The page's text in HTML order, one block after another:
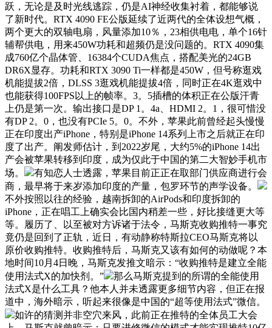
跃，无论是及时光线逃踪，仍是AI神经收集衬着，都能够说
了新时代。RTX 4090 FE公版延续了近两代的全体设想气概，
两个更大的双轴电扇，风量添加10％，23相供电电，单个16针
辅帮供电，用来450W功耗和超频仍是没问题的。RTX 4090集
成760亿个晶体管、16384个CUDA焦点，搭配美光的24GB
DR6X显存。功耗和RTX 3090 Ti一样都是450W，但号称逛戏
机能提拔2倍，DLSS 3逛戏机能提拔4倍，同时正在4K逛戏中
也能获得100FPS以上的帧率。3。5插槽的体积正在公版汗青
上仍是第一次。输出接口是DP 1。4a、HDMI 2。1，很可惜没
有DP 2。0，也没有PCIe 5。0。不外，苹果此前曾经起头慢慢
正在印度出产iPhone，特别是iPhone 14系列上市之后就正在印
度了出产。阐发师估计，到2022岁尾，大约5%的iPhone 14出
产会被苹果转移到印度，成为仅此于中国的第二大智妙手机市
场。
有知恋人士透露，苹果目前正正在取部门供应商进行会
商，最早将于来岁添加印度的产量，包罗环节的声学设备。
不外按照以往的经验，越南拆卸的AirPods和印度拆卸的
iPhone，正在唱工上确实会比国内稍差一些，好比接缝更大等
等。履历了、以至被对方诉诸于法令，马斯克收购推特一事究
竟仍是回到了正轨，近日，有动静称特斯拉CEO马斯克将以
原价收购推特。收购推特后，马斯克又该有如何的动做呢？本
地时间10月4日晚，马斯克发推文暗示：“收购推特是建立全能
使用法式X的加快剂。”
那么马斯克提到的所谓的全能使用
法式X是什么工具？他本人并未透露更多细节内容，但正在报
道中，海外暗示，听起来很像是中国的“超等使用法式”微信。
如许的猜测并非空穴来风，此前正在推特的全体员工大会